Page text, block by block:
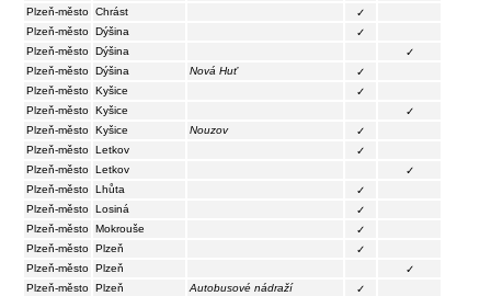
Plzeň-město Chrást
✓
Plzeň-město Dýšina
✓
Plzeň-město Dýšina
✓
Plzeň-město Dýšina Nová Huť
✓
Plzeň-město Kyšice
✓
Plzeň-město Kyšice
✓
Plzeň-město Kyšice Nouzov
✓
Plzeň-město Letkov
✓
Plzeň-město Letkov
✓
Plzeň-město Lhůta
✓
Plzeň-město Losiná
✓
Plzeň-město Mokrouše
✓
Plzeň-město Plzeň
✓
Plzeň-město Plzeň
✓
Plzeň-město Plzeň Autobusové nádraží
✓